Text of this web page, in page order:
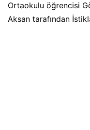
Ortaokulu öğrencisi
Aksan tarafından